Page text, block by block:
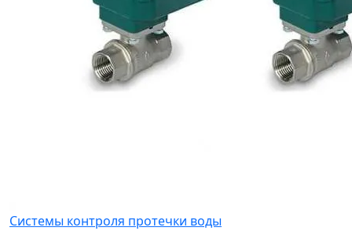
Системы контроля протечки воды